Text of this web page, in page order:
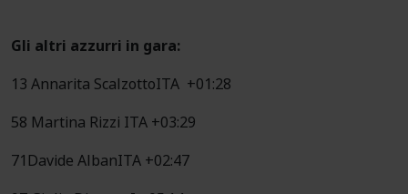
Gli altri azzurri in gara:
13 Annarita ScalzottoITA +01:28
58 Martina Rizzi ITA +03:29
71Davide AlbanITA +02:47